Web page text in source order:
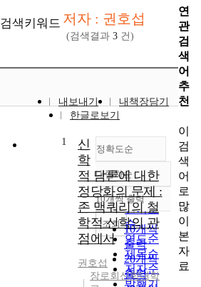
검색키워드 저자 : 권호섭
(검색결과 3 건)
내보내기
내책장담기
한글로보기
정확도순
정확도
순
인기도
순
연도순
제목순
저자순
발행기
내림차순
내림차순
10개씩 출력
10개씩
출력
20개씩
출력
조회
1
신
학
적 담론에 대한
정당화의 문제 :
존 맥쿼리의 철
학적 신학의 관
점에서
권호섭
장로회신학대학
연
관
검
색
어
추
천
이
검
색
어
로
많
이
본
자
료